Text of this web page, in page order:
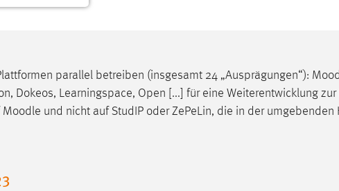
parallel betreiben (insgesamt 24 „Ausprägungen“):
Dokeos, Learningspace, Open [...] für eine Weiterentwicklung
Moodle und nicht auf StudIP oder ZePeLin, die in der umgebenden